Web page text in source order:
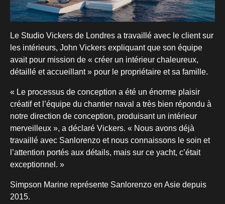
Le Studio Vickers de Londres a travaillé avec le client sur
les intérieurs, John Vickers expliquant que son équipe
avait pour mission de « créer un intérieur chaleureux,
détaillé et accueillant » pour le propriétaire et sa famille.
« Le processus de conception a été un énorme plaisir
créatif et l’équipe du chantier naval a très bien répondu à
notre direction de conception, produisant un intérieur
merveilleux », a déclaré Vickers. « Nous avons déjà
travaillé avec Sanlorenzo et nous connaissons le soin et
l’attention portés aux détails, mais sur ce yacht, c’était
exceptionnel. »
Simpson Marine représente Sanlorenzo en Asie depuis
2015.